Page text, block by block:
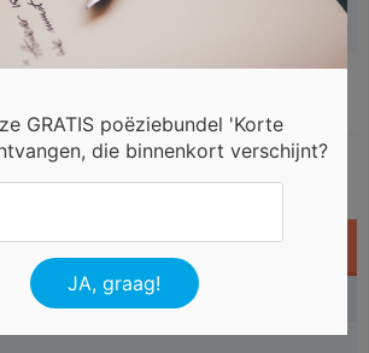
GRATIS poëziebundel 'Korte
die binnenkort verschijnt?